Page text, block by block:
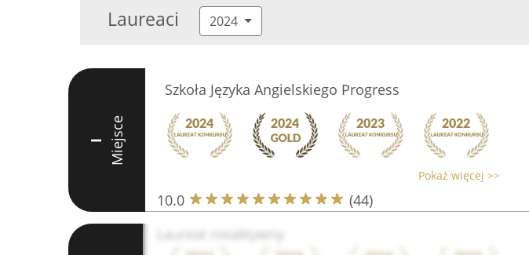
Laureaci 2024
I Miejsce
Szkoła Języka Angielskiego Progress
Pokaż więcej >>
10.0 (44)
Laureat nieaktywny